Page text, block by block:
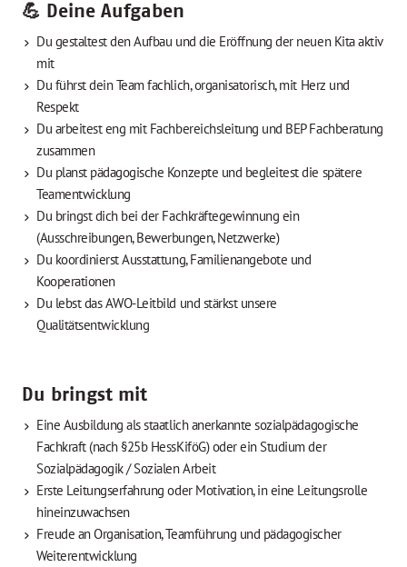
💪 Deine Aufgaben
Du gestaltest den Aufbau und die Eröffnung der neuen Kita aktiv
mit
Du führst dein Team fachlich, organisatorisch, mit Herz und
Respekt
Du arbeitest eng mit Fachbereichsleitung und BEP Fachberatung
zusammen
Du planst pädagogische Konzepte und begleitest die spätere
Teamentwicklung
Du bringst dich bei der Fachkräftegewinnung ein
(Ausschreibungen, Bewerbungen, Netzwerke)
Du koordinierst Ausstattung, Familienangebote und
Kooperationen
Du lebst das AWO-Leitbild und stärkst unsere
Qualitätsentwicklung
Du bringst mit
Eine Ausbildung als staatlich anerkannte sozialpädagogische
Fachkraft (nach §25b HessKiföG) oder ein Studium der
Sozialpädagogik / Sozialen Arbeit
Erste Leitungserfahrung oder Motivation, in eine Leitungsrolle
hineinzuwachsen
Freude an Organisation, Teamführung und pädagogischer
Weiterentwicklung